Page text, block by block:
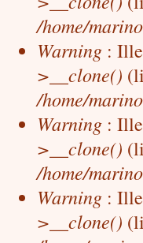
/home/
Warning :
>__clone()
/home/
Warning :
>__clone()
/home/
Warning :
>__clone()